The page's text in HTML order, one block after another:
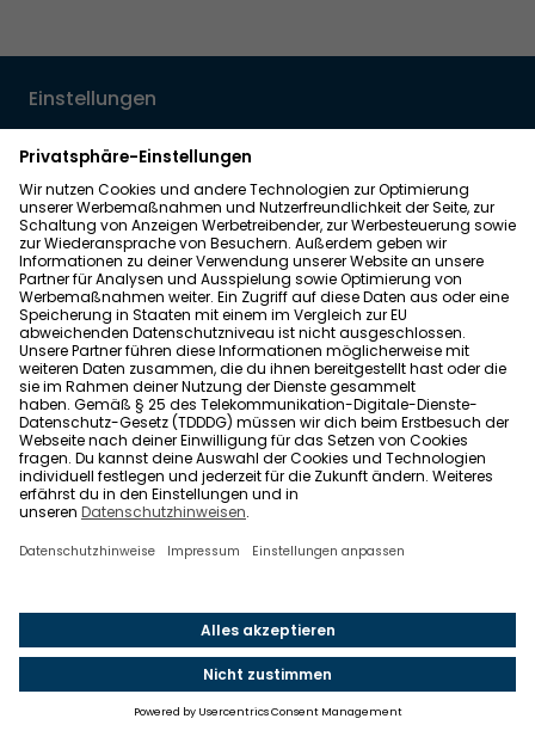
Einstellungen
Einwilligung ändern
Widerrufsformular
Kommunikation
Kontakt
Newsletteranmeldung
Unsere Welt
Über Wohnglück
Sitemap
Die Redaktion
Legal